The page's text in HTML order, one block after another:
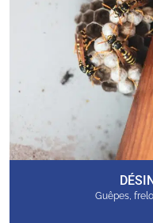
Guêpes,